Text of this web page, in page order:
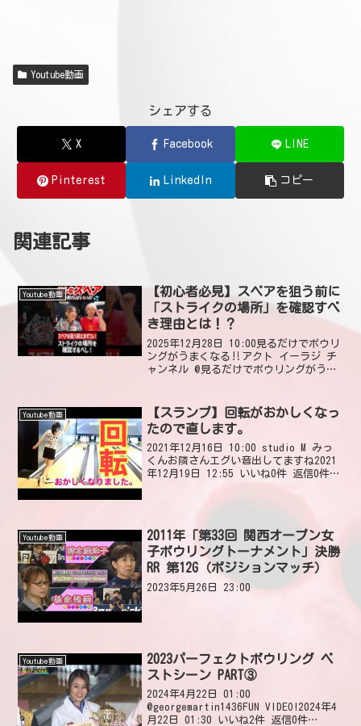
Youtube動画
シェアする
X Facebook LINE
Pinterest LinkedIn コピー
関連記事
Youtube動画
【初心者必見】スペアを狙う前に
「ストライクの場所」を確認すべ
き理由とは！？
2025年12月28日 10:00見るだけでボウリ
ングがうまくなる‼アクト イーラジ チ
ャンネル @見るだけでボウリングがうま
ターしましょう。明日も19時に公開
20...
Youtube動画
【スランプ】回転がおかしくなっ
たので直します。
2021年12月16日 10:00 studio M みっ
くんお隣さんエグい音出してますね2021
年12月19日 12:55 いいね0件 返信0件
Youtube動画
2011年「第33回 関西オープン女
子ボウリングトーナメント」決勝
RR 第12G（ポジションマッチ）
2023年5月26日 23:00
Youtube動画
2023パーフェクトボウリング ベ
ストシーン PART③
2024年4月22日 01:00
@georgemartin1436FUN VIDEO!2024年4
月22日 01:30 いいね2件 返信0件